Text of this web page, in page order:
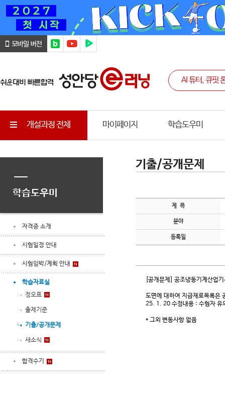
개설과정 전체 마이페이지 학습도우미
학습도우미
자격증 소개
시험일정 안내
시험임박/계획 안내
학습자료실
정오표
출제기준
기출/공개문제
새소식
합격수기
기출/공개문제
제 목
분야
등록일
[공개문제] 공조냉동기계산업
도면에 대하여 지급재료목록은
25. 1. 20 수정내용 : 수험자 유
* 그외 변동사항 없음